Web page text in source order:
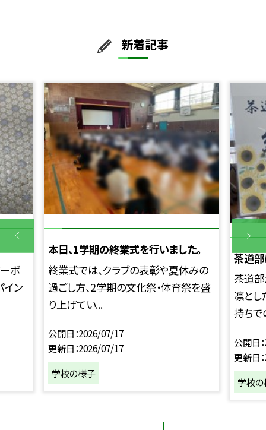
新着記事
ボ
イン
本日、1学期の終業式を行いました。
終業式では、クラブの表彰や夏休みの
過ごし方、2学期の文化祭・体育祭を盛
り上げてい...
公開日 2026/07/17
更新日 2026/07/17
学校の様子
茶道
茶道部
凛とし
持ちで
公開日
更新日
学校